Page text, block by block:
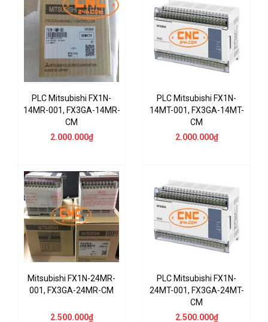
PLC Mitsubishi FX1N-
14MR-001, FX3GA-14MR-
CM
2.000.000₫
PLC Mitsubishi FX1N-
14MT-001, FX3GA-14MT-
CM
2.000.000₫
Mitsubishi FX1N-24MR-
001, FX3GA-24MR-CM
2.500.000₫
PLC Mitsubishi FX1N-
24MT-001, FX3GA-24MT-
CM
2.500.000₫